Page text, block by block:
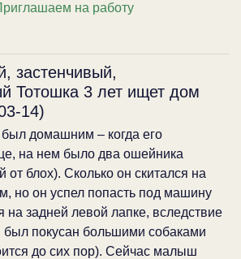
на работу
застенчивый,
Тотошка 3 лет ищет дом
14)
домашним – когда его
на нем было два ошейника
блох). Сколько он скитался на
но он успел попасть под машину
на задней левой лапке, вследствие
был покусан большими собаками
до сих пор). Сейчас малыш